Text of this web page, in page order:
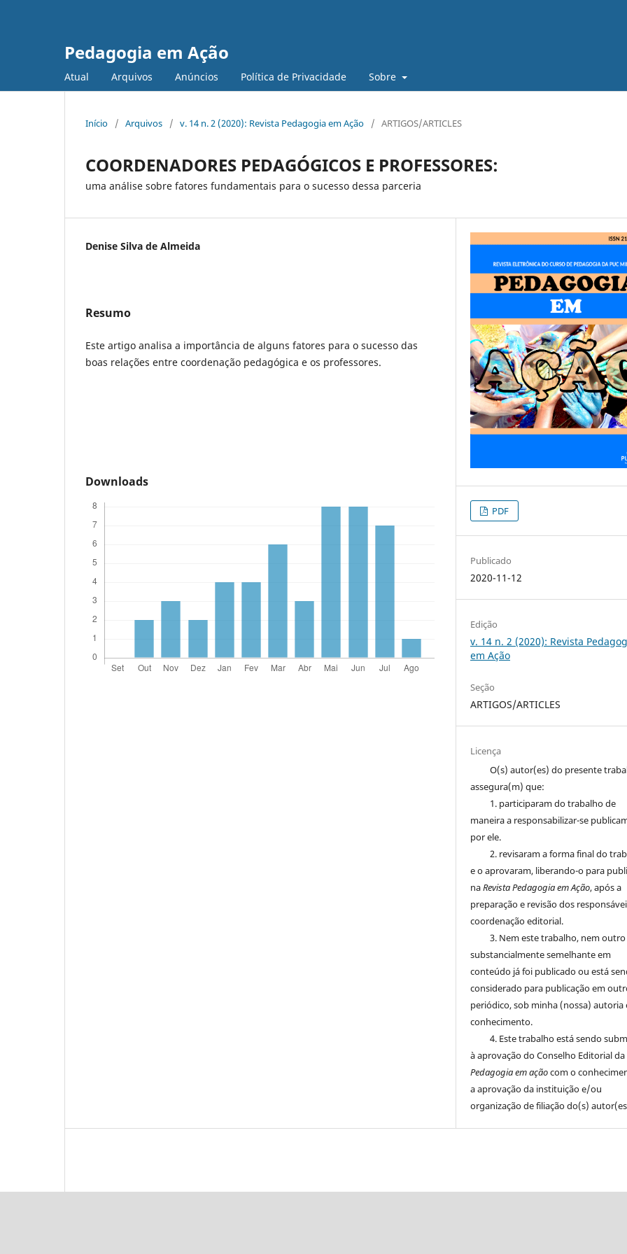
Pedagogia em Ação
Atual Arquivos Anúncios Política de Privacidade Sobre
Início / Arquivos / v. 14 n. 2 (2020): Revista Pedagogia em Ação / ARTIGOS/ARTICLES
COORDENADORES PEDAGÓGICOS E PROFESSORES:
uma análise sobre fatores fundamentais para o sucesso dessa parceria
Denise Silva de Almeida
Resumo
Este artigo analisa a importância de alguns fatores para o sucesso das
boas relações entre coordenação pedagógica e os professores.
Downloads
PDF
Publicado
2020-11-12
Edição
v. 14 n. 2 (2020): Revista
em Ação
Seção
ARTIGOS/ARTICLES
Licença
O(s) autor(es) do presente
assegura(m) que:
1. participaram do trabalho de
maneira a responsabilizar-se
por ele.
2. revisaram a forma final do
e o aprovaram, liberando-o para
naRevista Pedagogia em Ação, após a
preparação e revisão dos
coordenação editorial.
3. Nem este trabalho, nem outro
substancialmente semelhante em
conteúdo já foi publicado ou está
considerado para publicação em
periódico, sob minha (nossa) autoria
conhecimento.
4. Este trabalho está sendo
à aprovação do Conselho Editorial da
Pedagogia em açãocom o
a aprovação da instituição e/ou
organização de filiação do(s)